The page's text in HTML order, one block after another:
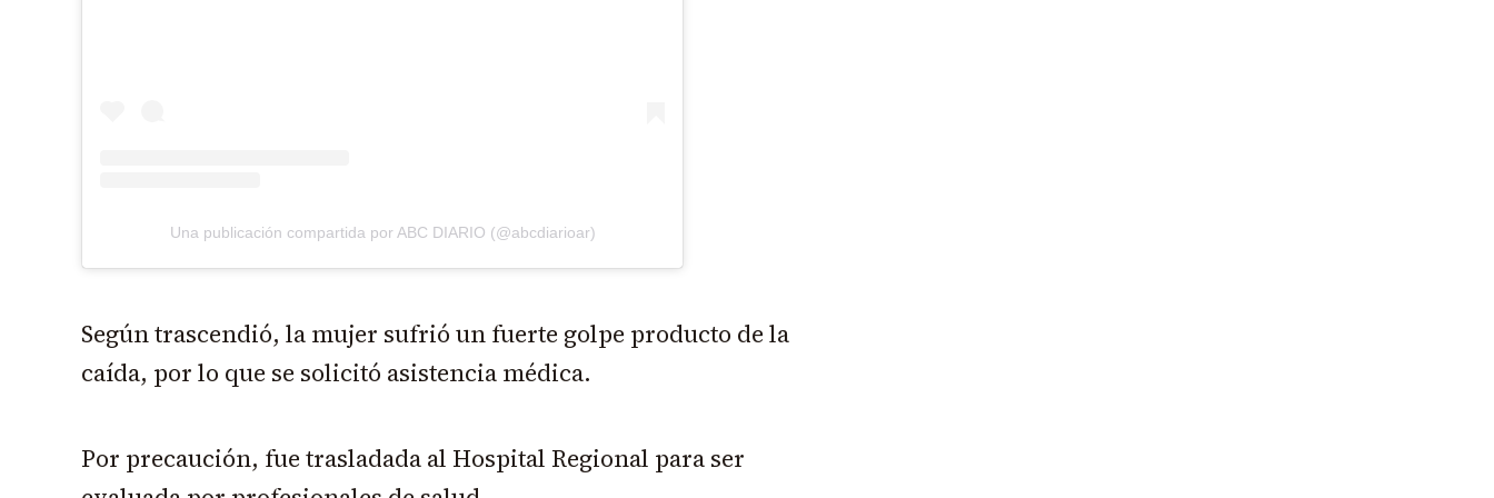
Una publicación compartida por ABC DIARIO (@abcdiarioar)
Según trascendió, la mujer sufrió un fuerte golpe producto de la
caída, por lo que se solicitó asistencia médica.
Por precaución, fue trasladada al Hospital Regional para ser